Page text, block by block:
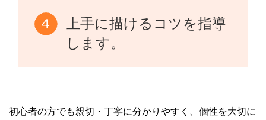
上手に描けるコツを指導
します。
初心者の方でも親切・丁寧に分かりやすく、個性を大切に